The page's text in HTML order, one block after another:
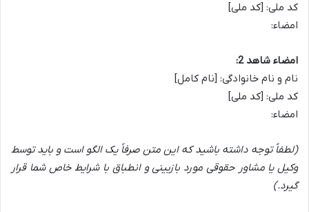
کد ملی: [کد ملی]
امضاء:
امضاء شاهد 2:
نام و نام خانوادگی: [نام کامل]
کد ملی: [کد ملی]
امضاء:
(لطفاً توجه داشته باشید که این متن صرفاً یک الگو است و باید توسط
وکیل یا مشاور حقوقی مورد بازبینی و انطباق با شرایط خاص شما قرار
گیرد.)